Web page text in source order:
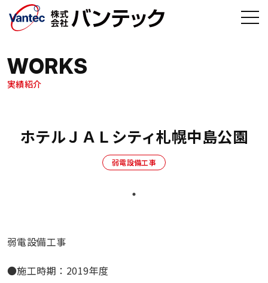
メインコンテンツへ移動
WORKS
実績紹介
ホテルＪＡＬシティ札幌中島公園
弱電設備工事
弱電設備工事
●施工時期：2019年度